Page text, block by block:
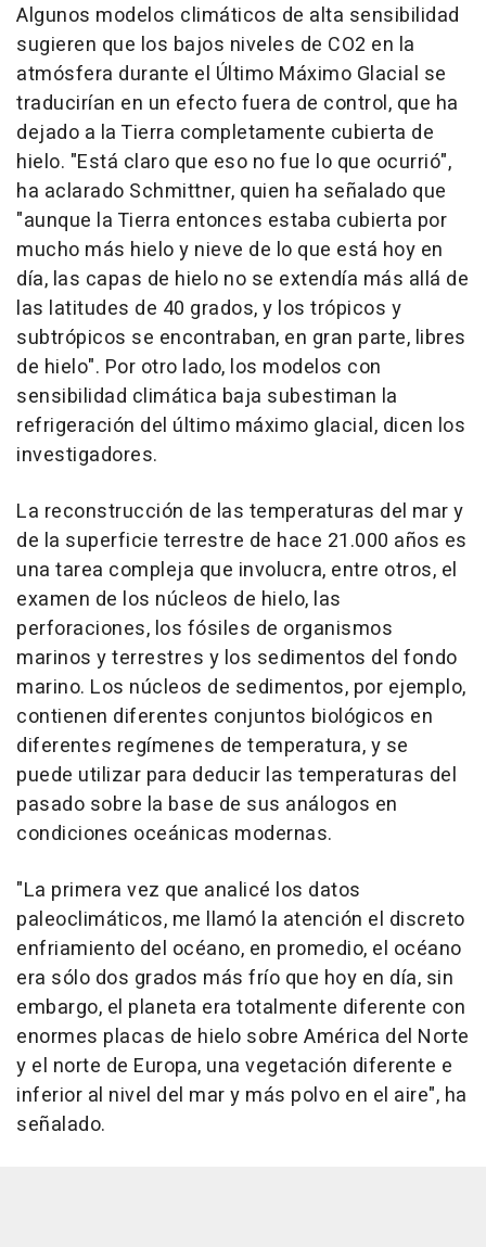
Algunos modelos climáticos de alta sensibilidad
sugieren que los bajos niveles de CO2 en la
atmósfera durante el Último Máximo Glacial se
traducirían en un efecto fuera de control, que ha
dejado a la Tierra completamente cubierta de
hielo. "Está claro que eso no fue lo que ocurrió",
ha aclarado Schmittner, quien ha señalado que
"aunque la Tierra entonces estaba cubierta por
mucho más hielo y nieve de lo que está hoy en
día, las capas de hielo no se extendía más allá de
las latitudes de 40 grados, y los trópicos y
subtrópicos se encontraban, en gran parte, libres
de hielo". Por otro lado, los modelos con
sensibilidad climática baja subestiman la
refrigeración del último máximo glacial, dicen los
investigadores.
La reconstrucción de las temperaturas del mar y
de la superficie terrestre de hace 21.000 años es
una tarea compleja que involucra, entre otros, el
examen de los núcleos de hielo, las
perforaciones, los fósiles de organismos
marinos y terrestres y los sedimentos del fondo
marino. Los núcleos de sedimentos, por ejemplo,
contienen diferentes conjuntos biológicos en
diferentes regímenes de temperatura, y se
puede utilizar para deducir las temperaturas del
pasado sobre la base de sus análogos en
condiciones oceánicas modernas.
"La primera vez que analicé los datos
paleoclimáticos, me llamó la atención el discreto
enfriamiento del océano, en promedio, el océano
era sólo dos grados más frío que hoy en día, sin
embargo, el planeta era totalmente diferente con
enormes placas de hielo sobre América del Norte
y el norte de Europa, una vegetación diferente e
inferior al nivel del mar y más polvo en el aire", ha
señalado.